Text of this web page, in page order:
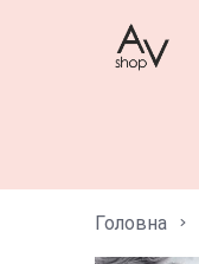
Головна